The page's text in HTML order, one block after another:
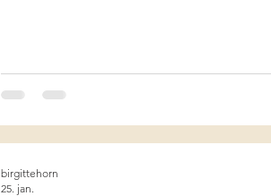
birgittehorn
25. jan.